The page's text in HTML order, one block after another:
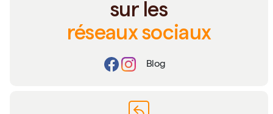
sur les
réseaux sociaux
Blog